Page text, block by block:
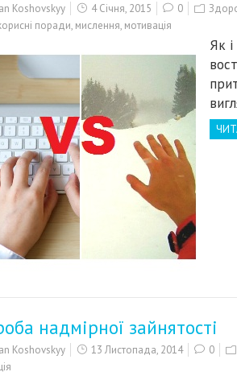
Koshovskyy 4 Січня, 2015 0
поради, мислення, мотивація
Як
надмірної зайнятості
Koshovskyy 13 Листопада, 2014 0